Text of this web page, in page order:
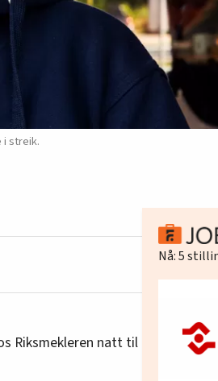
i streik.
Riksmekleren natt til
Nå:5